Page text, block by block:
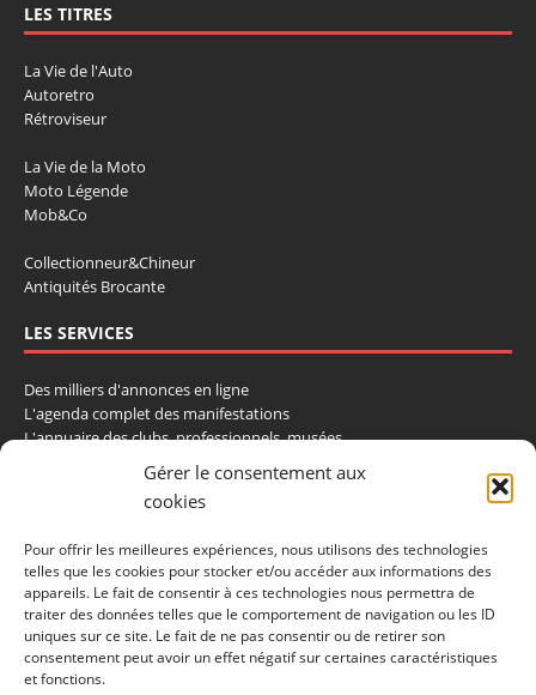
Gérer le consentement aux
cookies
Pour offrir les meilleures expériences, nous utilisons des technologies
telles que les cookies pour stocker et/ou accéder aux informations des
appareils. Le fait de consentir à ces technologies nous permettra de
traiter des données telles que le comportement de navigation ou les ID
uniques sur ce site. Le fait de ne pas consentir ou de retirer son
consentement peut avoir un effet négatif sur certaines caractéristiques
et fonctions.
LES TITRES
La Vie de l'Auto
Autoretro
Rétroviseur
La Vie de la Moto
Moto Légende
Mob&Co
Collectionneur&Chineur
Antiquités Brocante
LES SERVICES
Des milliers d'annonces en ligne
L'agenda complet des manifestations
L'annuaire des clubs, professionnels, musées
La cote et les ventes aux enchères
La Boutique du Collectionneur
CONTACTEZ-NOUS
LA VIE DE L'AUTO
BP 40419
77309 Fontainebleau Cedex